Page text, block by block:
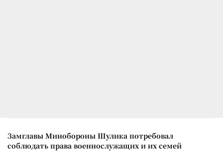
Замглавы Минобороны Шулика потребовал
соблюдать права военнослужащих и их семей